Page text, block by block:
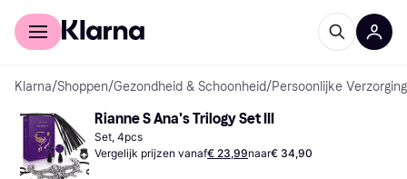
Voor shoppers
Klarna/Shoppen/Gezondheid & Schoonheid/Persoonlijke Verzorging
Rianne S Ana's Trilogy Set III
Set, 4pcs
Vergelijk prijzen vanaf€ 23,99naar€ 34,90